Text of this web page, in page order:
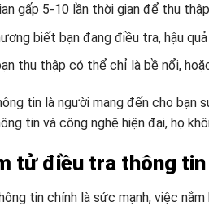
gấp 5-10 lần thời gian để thu
biết bạn đang điều tra, hậu
thu thập có thể chỉ là bề nổi,
tin là người mang đến cho bạn
tin và công nghệ hiện đại, họ
tử điều tra thông
tin chính là sức mạnh, việc